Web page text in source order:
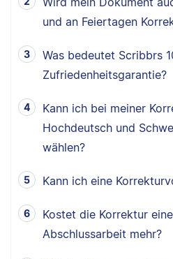
und an Feiertagen
Was bedeutet Scribbrs
Zufriedenheitsgarantie?
Kann ich bei meiner
Hochdeutsch und
wählen?
Kann ich eine
Kostet die Korrektur
Abschlussarbeit mehr?